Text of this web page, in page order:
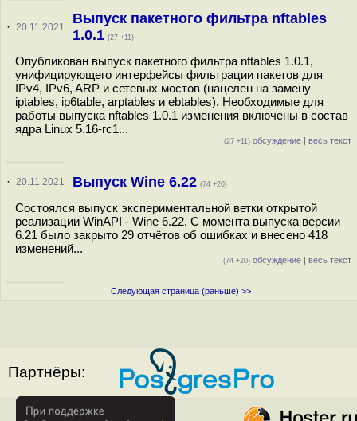
· 20.11.2021
Выпуск пакетного фильтра nftables
1.0.1 (27 +11)
Опубликован выпуск пакетного фильтра nftables 1.0.1,
унифицирующего интерфейсы фильтрации пакетов для
IPv4, IPv6, ARP и сетевых мостов (нацелен на замену
iptables, ip6table, arptables и ebtables). Необходимые для
работы выпуска nftables 1.0.1 изменения включены в состав
ядра Linux 5.16-rc1...
(27 +11) обсуждение | весь текст
· 20.11.2021 Выпуск Wine 6.22 (74 +20)
Состоялся выпуск экспериментальной ветки открытой
реализации WinAPI - Wine 6.22. С момента выпуска версии
6.21 было закрыто 29 отчётов об ошибках и внесено 418
изменений...
(74 +20) обсуждение | весь текст
Следующая страница (раньше) >>
Партнёры: